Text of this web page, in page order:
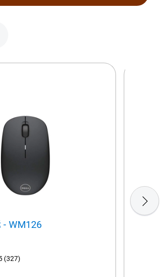
- WM126
(327)